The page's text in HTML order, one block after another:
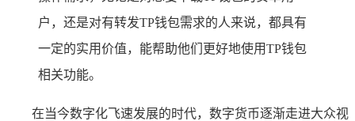
户，还是对有转发TP钱包需求的人来说，都具有
一定的实用价值，能帮助他们更好地使用TP钱包
相关功能。
在当今数字化飞速发展的时代，数字货币逐渐走进大众视